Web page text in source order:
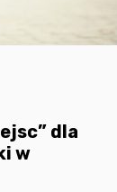
dla
w